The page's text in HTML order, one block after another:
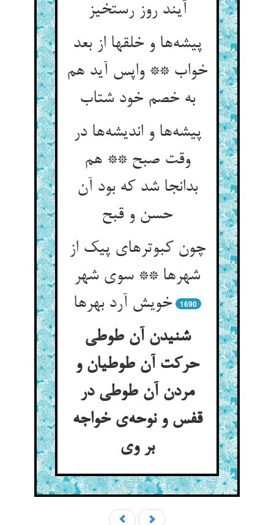
آیند روز رستخیز
پیشه‌‌ها و خلقها از بعد
خواب ** واپس آید هم
به خصم خود شتاب‌‌
پیشه‌‌ها و اندیشه‌‌ها در
وقت صبح ** هم
بدانجا شد که بود آن
چون کبوترهای پیک از
شهرها ** سوی شهر
خویش آرد بهرها
1690
شنیدن آن طوطی
حرکت آن طوطیان و
مردن آن طوطی در
قفس و نوحه‌‌ی خواجه